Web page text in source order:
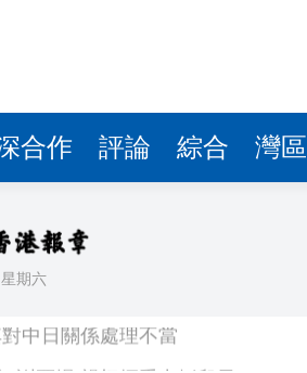
合作 評論 綜合 灣區
星期六
謝票場 親切揮手力挺兒子